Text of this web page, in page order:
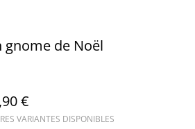
gnome de Noël
€
VARIANTES DISPONIBLES